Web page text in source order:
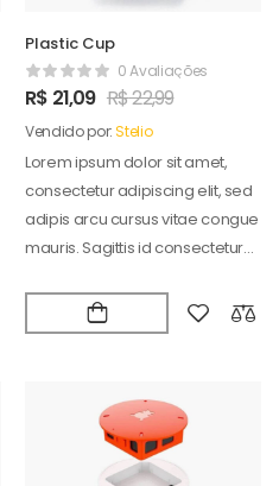
Plastic Cup
0 Avaliações
R$ 21,09 R$22,99
Vendido por:Stelio
Lorem ipsum dolor sit amet,
consectetur adipiscing elit, sed
adipis arcu cursus vitae congue
mauris. Sagittis id consectetur